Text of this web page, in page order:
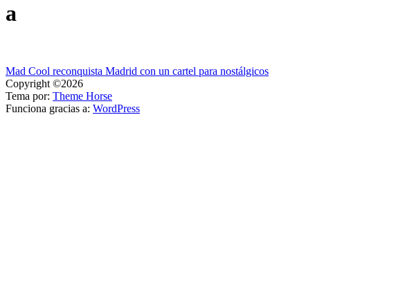
a
Navegación
de
entradas
Mad Cool reconquista Madrid con un cartel para nostálgicos
Copyright ©2026
Tema por: Theme Horse
Funciona gracias a: WordPress